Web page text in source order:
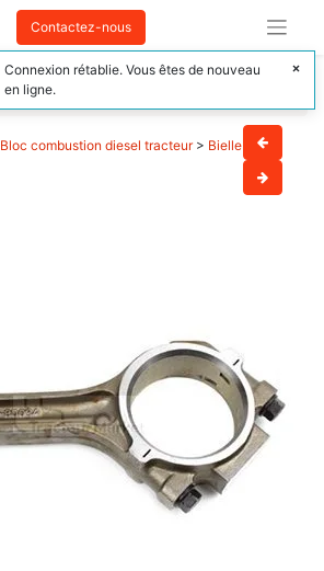
Contactez-nous
Bloc combustion diesel tracteur> Bielle
Connexion rétablie. Vous êtes de nouveau
en ligne.